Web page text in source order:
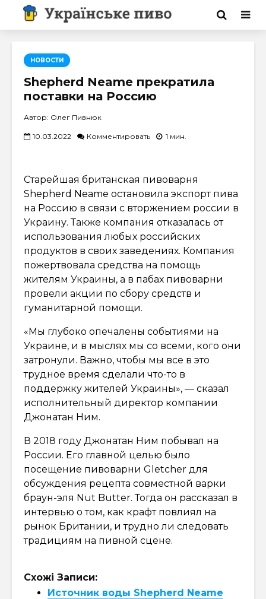
НОВОСТИ
Shepherd Neame прекратила
поставки на Россию
Автор: Олег Пивнюк
10.03.2022 Комментировать 1 мин.
Старейшая британская пивоварня
Shepherd Neame остановила экспорт пива
на Россию в связи с вторжением россии в
Украину. Также компания отказалась от
использования любых российских
продуктов в своих заведениях. Компания
пожертвовала средства на помощь
жителям Украины, а в пабах пивоварни
провели акции по сбору средств и
гуманитарной помощи.
«Мы глубоко опечалены событиями на
Украине, и в мыслях мы со всеми, кого они
затронули. Важно, чтобы мы все в это
трудное время сделали что-то в
поддержку жителей Украины», — сказал
исполнительный директор компании
Джонатан Ним.
В 2018 году Джонатан Ним побывал на
России. Его главной целью было
посещение пивоварни Gletcher для
обсуждения рецепта совместной варки
браун-эля Nut Butter. Тогда он рассказал в
интервью о том, как крафт повлиял на
рынок Британии, и трудно ли следовать
традициям на пивной сцене.
Схожі Записи:
Источник воды Shepherd Neame